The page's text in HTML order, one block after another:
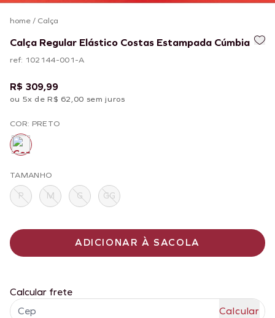
home/ Calça
Calça Regular Elástico Costas Estampada Cúmbia
ref: 102144-001-A
R$ 309,99
ou 5x de R$ 62,00 sem juros
COR: PRETO
TAMANHO
P M G GG
ADICIONAR À SACOLA
Calcular frete